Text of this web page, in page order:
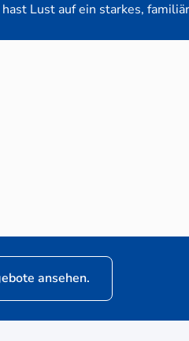
Lust auf ein starkes,
für VW Nutzfahrzeuge
ansehen.